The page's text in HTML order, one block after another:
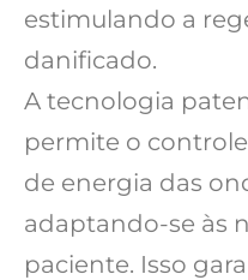
estimulando a
danificado.
A tecnologia
permite o
de energia das
adaptando-se às
paciente. Isso